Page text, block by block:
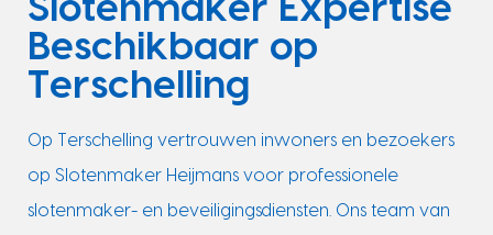
Slotenmaker Expertise
Beschikbaar op
Terschelling
Op Terschelling vertrouwen inwoners en bezoekers
op Slotenmaker Heijmans voor professionele
slotenmaker- en beveiligingsdiensten. Ons team van